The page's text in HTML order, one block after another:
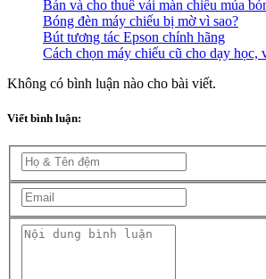
Bán và cho thuê vải màn chiếu múa
Bóng đèn máy chiếu bị mờ vì sao?
Bút tương tác Epson chính hãng
Cách chọn máy chiếu cũ cho dạy học,
Không có bình luận nào cho bài viết.
Viết bình luận: